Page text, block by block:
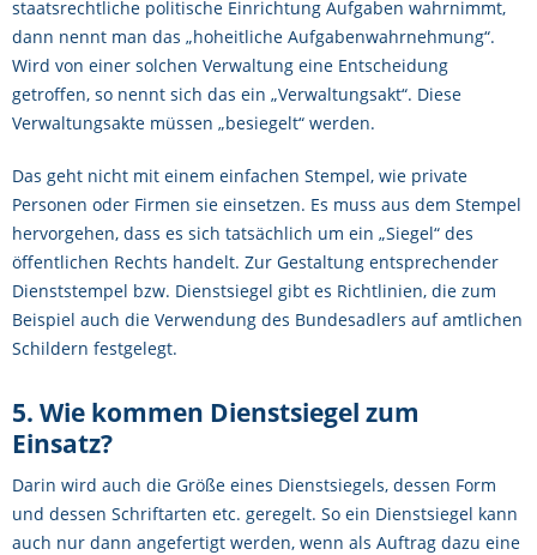
staatsrechtliche politische Einrichtung Aufgaben wahrnimmt,
dann nennt man das „hoheitliche Aufgabenwahrnehmung“.
Wird von einer solchen Verwaltung eine Entscheidung
getroffen, so nennt sich das ein „Verwaltungsakt“. Diese
Verwaltungsakte müssen „besiegelt“ werden.
Das geht nicht mit einem einfachen Stempel, wie private
Personen oder Firmen sie einsetzen. Es muss aus dem Stempel
hervorgehen, dass es sich tatsächlich um ein „Siegel“ des
öffentlichen Rechts handelt. Zur Gestaltung entsprechender
Dienststempel bzw. Dienstsiegel gibt es Richtlinien, die zum
Beispiel auch die Verwendung des Bundesadlers auf amtlichen
Schildern festgelegt.
5. Wie kommen Dienstsiegel zum
Einsatz?
Darin wird auch die Größe eines Dienstsiegels, dessen Form
und dessen Schriftarten etc. geregelt. So ein Dienstsiegel kann
auch nur dann angefertigt werden, wenn als Auftrag dazu eine